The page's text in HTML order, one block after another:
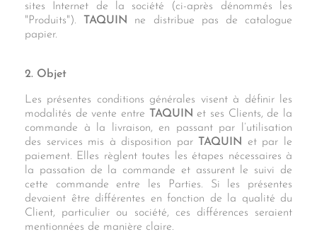
sites Internet de la société (ci-après dénommés les
"Produits").
TAQUIN
ne distribue pas de catalogue
papier.
2. Objet
Les présentes conditions générales visent à définir les
modalités de vente entre
TAQUIN et ses Clients, de la
commande à la livraison, en passant par l’utilisation
des services mis à disposition par
TAQUIN et par le
paiement. Elles règlent toutes les étapes nécessaires à
la passation de la commande et assurent le suivi de
cette commande entre les Parties. Si les présentes
devaient être différentes en fonction de la qualité du
Client, particulier ou société, ces différences seraient
mentionnées de manière claire.